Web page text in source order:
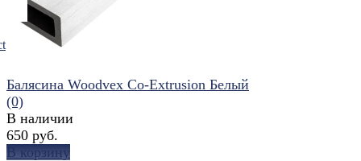
Балясина Woodvex Co-Extrusion Белый
(0)
В наличии
650 руб.
В корзину